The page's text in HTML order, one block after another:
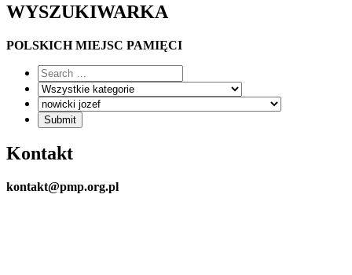
WYSZUKIWARKA
POLSKICH MIEJSC PAMIĘCI
Kontakt
kontakt@pmp.org.pl